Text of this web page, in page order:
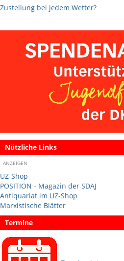
Zustellung bei jedem Wetter?
Nützliche Links
ANZEIGEN
UZ-Shop
POSITION - Magazin der SDAJ
Antiquariat im UZ-Shop
Marxistische Blätter
Termine